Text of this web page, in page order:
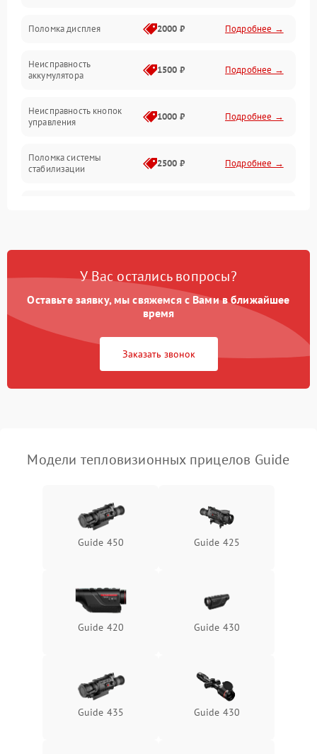
Поломка дисплея 2000 ₽ Подробнее →
Неисправность
аккумулятора
1500 ₽ Подробнее →
Неисправность кнопок
управления
1000 ₽ Подробнее →
Поломка системы
стабилизации
2500 ₽ Подробнее →
Неисправность системы
Поломка системы GPS 2000 ₽ Подробнее →
Повреждение системы
защиты от перегрузок
1500 ₽
автоматического
1500 ₽ Подробнее →
Неисправность системы
Подробнее →
Неисправность системы
защиты от замыкания
Подробнее →
Поломка системы защиты
от перенапряжения
Подробнее →
У Вас остались вопросы?
Оставьте заявку, мы свяжемся с Вами в ближайшее
время
Заказать звонок
Модели тепловизионных прицелов Guide
Guide 450 Guide 425
Guide 420 Guide 430
Guide 435 Guide 430